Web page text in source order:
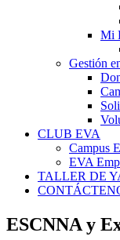
Mi
Gestión
CLUB EVA
Campus
EVA
TALLER DE
ESCNNA y